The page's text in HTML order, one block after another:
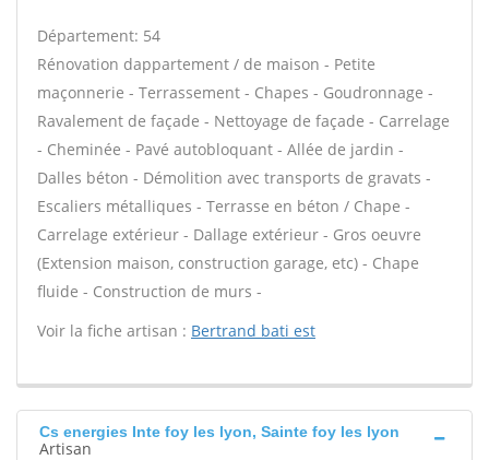
Département: 54
Rénovation dappartement / de maison - Petite
maçonnerie - Terrassement - Chapes - Goudronnage -
Ravalement de façade - Nettoyage de façade - Carrelage
- Cheminée - Pavé autobloquant - Allée de jardin -
Dalles béton - Démolition avec transports de gravats -
Escaliers métalliques - Terrasse en béton / Chape -
Carrelage extérieur - Dallage extérieur - Gros oeuvre
(Extension maison, construction garage, etc) - Chape
fluide - Construction de murs -
Voir la fiche artisan : Bertrand bati est
Cs energies Inte foy les lyon, Sainte foy les lyon
Artisan